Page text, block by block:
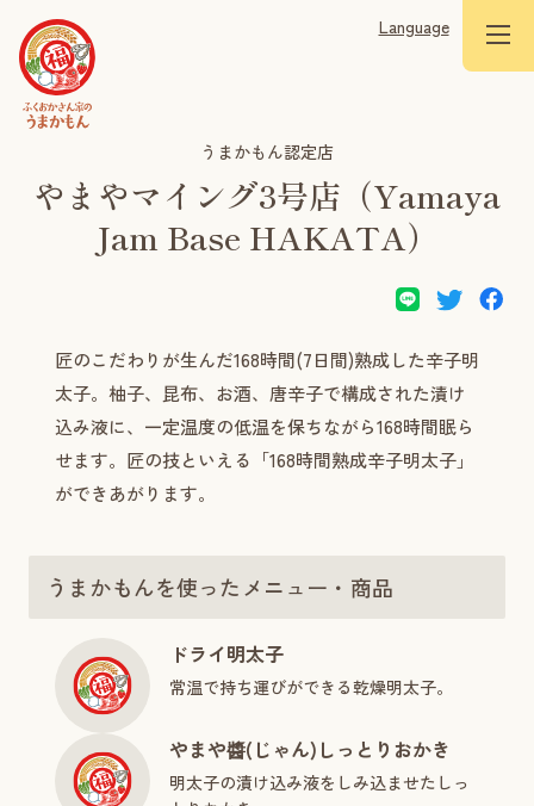
Language
うまかもん認定店
やまやマイング3号店（Yamaya
Jam Base HAKATA）
匠のこだわりが生んだ168時間(7日間)熟成した辛子明
太子。柚子、昆布、お酒、唐辛子で構成された漬け
込み液に、一定温度の低温を保ちながら168時間眠ら
せます。匠の技といえる「168時間熟成辛子明太子」
ができあがります。
うまかもんを使ったメニュー・商品
ドライ明太子
常温で持ち運びができる乾燥明太子。
やまや醬(じゃん)しっとりおかき
明太子の漬け込み液をしみ込ませたしっ